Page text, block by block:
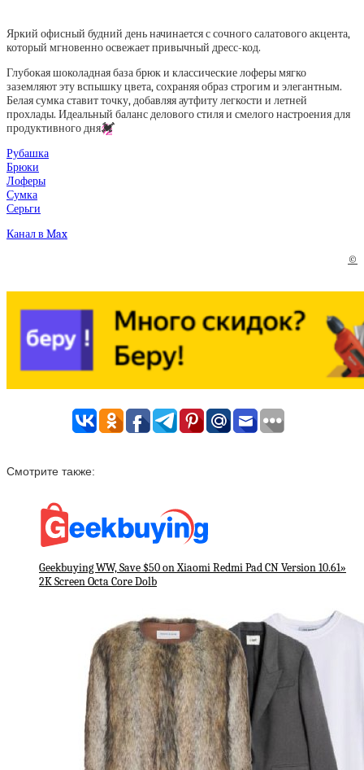
Яркий офисный будний день начинается с сочного салатового акцента,
который мгновенно освежает привычный дресс-код.
Глубокая шоколадная база брюк и классические лоферы мягко
заземляют эту вспышку цвета, сохраняя образ строгим и элегантным.
Белая сумка ставит точку, добавляя аутфиту легкости и летней
прохлады. Идеальный баланс делового стиля и смелого настроения для
продуктивного дня💓
Рубашка
Брюки
Лоферы
Сумка
Серьги
Канал в Max
©
Смотрите также:
Geekbuying WW, Save $50 on Xiaomi Redmi Pad CN Version 10.61»
2K Screen Octa Core Dolb